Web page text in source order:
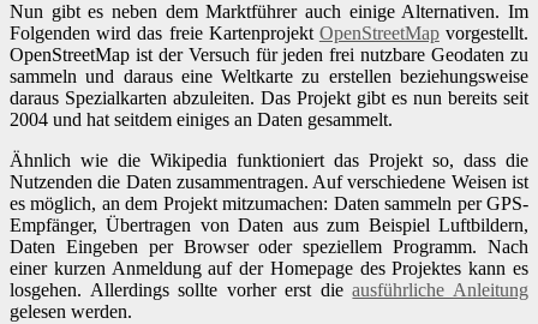
Nun gibt es neben dem Marktführer auch einige Alternativen. Im
Folgenden wird das freie Kartenprojekt OpenStreetMapvorgestellt.
OpenStreetMap ist der Versuch für jeden frei nutzbare Geodaten zu
sammeln und daraus eine Weltkarte zu erstellen beziehungsweise
daraus Spezialkarten abzuleiten. Das Projekt gibt es nun bereits seit
2004 und hat seitdem einiges an Daten gesammelt.
Ähnlich wie die Wikipedia funktioniert das Projekt so, dass die
Nutzenden die Daten zusammentragen. Auf verschiedene Weisen ist
es möglich, an dem Projekt mitzumachen: Daten sammeln per GPS-
Empfänger, Übertragen von Daten aus zum Beispiel Luftbildern,
Daten Eingeben per Browser oder speziellem Programm. Nach
einer kurzen Anmeldung auf der Homepage des Projektes kann es
losgehen. Allerdings sollte vorher erst dieausführliche Anleitung
gelesen werden.